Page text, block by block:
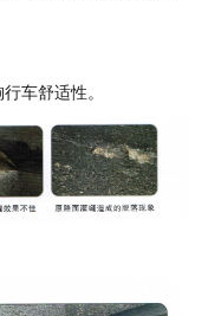
车舒适性。